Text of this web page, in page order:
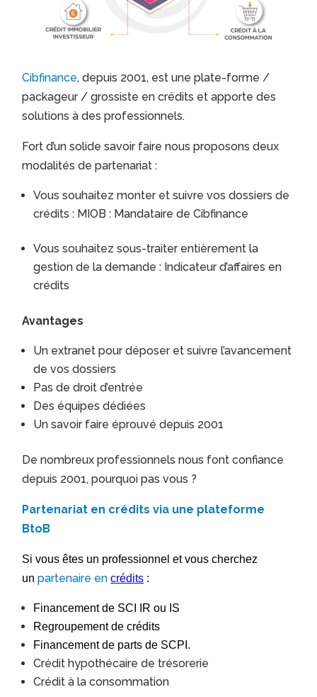
Cibfinance, depuis 2001, est une plate-forme /
packageur / grossiste en crédits et apporte des
solutions à des professionnels.
Fort d’un solide savoir faire nous proposons deux
modalités de partenariat :
Vous souhaitez monter et suivre vos dossiers de
crédits : MIOB : Mandataire de Cibfinance
Vous souhaitez sous-traiter entièrement la
gestion de la demande : Indicateur d’affaires en
crédits
Avantages
Un extranet pour déposer et suivre l’avancement
de vos dossiers
Pas de droit d’entrée
Des équipes dédiées
Un savoir faire éprouvé depuis 2001
De nombreux professionnels nous font confiance
depuis 2001, pourquoi pas vous ?
Partenariat en crédits via une plateforme
BtoB
Si vous êtes un professionnel et vous cherchez
unpartenaire encrédits :
Financement de SCI IR ou IS
Regroupement de crédits
Financement de parts de SCPI.
Crédit hypothécaire de trésorerie
Crédit à la consommation